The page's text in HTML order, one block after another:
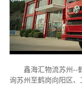
鑫海汇物流苏州--鹤
询苏州至鹤岗向阳区